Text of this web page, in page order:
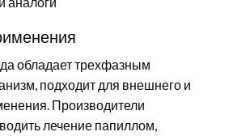
обладает трехфазным
подходит для внешнего и
Производители
лечение папиллом,